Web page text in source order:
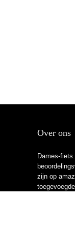
Over ons
Dames-
zijn op